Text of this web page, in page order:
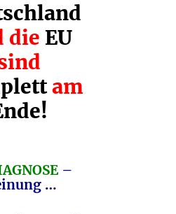
die EU
am
–
…